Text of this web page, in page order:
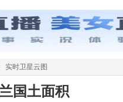
实时卫星云图
国土面积